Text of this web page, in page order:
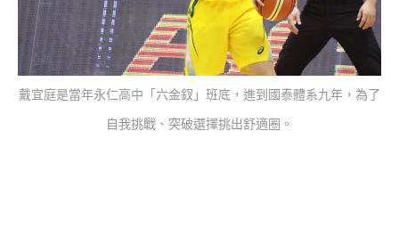
戴宜庭是當年永仁高中「六金釵」班底，進到國泰體系九年，為了
自我挑戰、突破選擇挑出舒適圈。